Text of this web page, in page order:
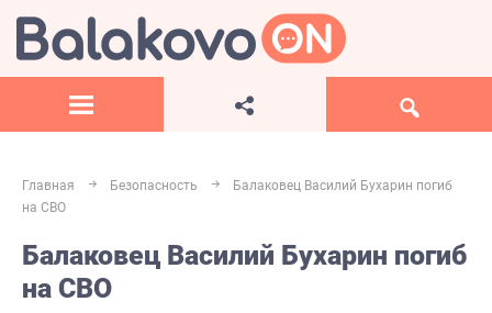
Главная Безопасность
Балаковец Василий Бухарин погиб
на СВО
Балаковец Василий Бухарин погиб
на СВО